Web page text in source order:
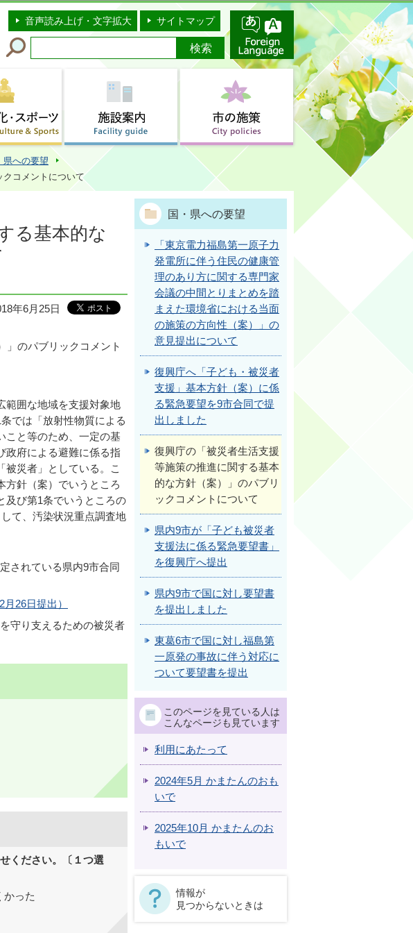
音声読み上げ・文字拡大 サイトマップ
県への要望
クコメントについて
る基本的な
年6月25日
」のパブリックコメント
範囲な地域を支援対象地
では「放射性物質による
こと等のため、一定の基
政府による避難に係る指
災者」としている。こ
方針（案）でいうところ
及び第1条でいうところの
て、汚染状況重点調査地
されている県内9市合同
26日提出）
守り支えるための被災者
ください。〔１つ選
かった
国・県への要望
「東京電力福島第一原子力
発電所に伴う住民の健康管
理のあり方に関する専門家
会議の中間とりまとめを踏
まえた環境省における当面
の施策の方向性（案）」の
意見提出について
復興庁へ「子ども・被災者
支援」基本方針（案）に係
る緊急要望を9市合同で提
出しました
復興庁の「被災者生活支援
等施策の推進に関する基本
的な方針（案）」のパブリ
ックコメントについて
県内9市が「子ども被災者
支援法に係る緊急要望書」
を復興庁へ提出
県内9市で国に対し要望書
を提出しました
東葛6市で国に対し福島第
一原発の事故に伴う対応に
ついて要望書を提出
このページを見ている人は
こんなページも見ています
利用にあたって
2024年5月 かまたんのおも
いで
2025年10月 かまたんのお
もいで
情報が
見つからないときは